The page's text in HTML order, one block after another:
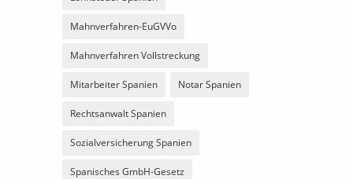
Mahnverfahren-EuGVVo
Mahnverfahren Vollstreckung
Mitarbeiter Spanien Notar Spanien
Rechtsanwalt Spanien
Sozialversicherung Spanien
Spanisches GmbH-Gesetz